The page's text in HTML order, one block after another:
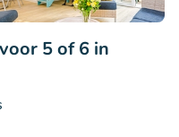
5 of 6 in